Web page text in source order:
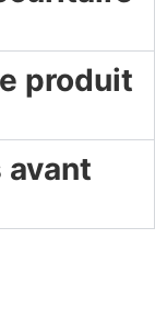
produit
avant